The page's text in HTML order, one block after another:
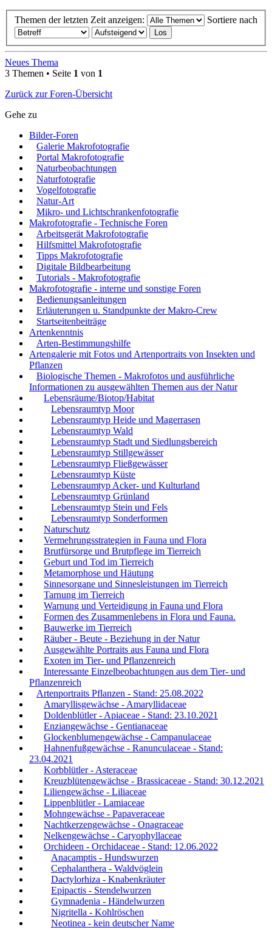
Themen der letzten Zeit anzeigen: Sortiere nach
Neues Thema
3 Themen • Seite 1 von 1
Zurück zur Foren-Übersicht
Gehe zu
Bilder-Foren
Galerie Makrofotografie
Portal Makrofotografie
Naturbeobachtungen
Naturfotografie
Vogelfotografie
Natur-Art
Mikro- und Lichtschrankenfotografie
Makrofotografie - Technische Foren
Arbeitsgerät Makrofotografie
Hilfsmittel Makrofotografie
Tipps Makrofotografie
Digitale Bildbearbeitung
Tutorials - Makrofotografie
Makrofotografie - interne und sonstige Foren
Bedienungsanleitungen
Erläuterungen u. Standpunkte der Makro-Crew
Startseitenbeiträge
Artenkenntnis
Arten-Bestimmungshilfe
Artengalerie mit Fotos und Artenportraits von Insekten und
Pflanzen
Biologische Themen - Makrofotos und ausführliche
Informationen zu ausgewählten Themen aus der Natur
Lebensräume/Biotop/Habitat
Lebensraumtyp Moor
Lebensraumtyp Heide und Magerrasen
Lebensraumtyp Wald
Lebensraumtyp Stadt und Siedlungsbereich
Lebensraumtyp Stillgewässer
Lebensraumtyp Fließgewässer
Lebensraumtyp Küste
Lebensraumtyp Acker- und Kulturland
Lebensraumtyp Grünland
Lebensraumtyp Stein und Fels
Lebensraumtyp Sonderformen
Naturschutz
Vermehrungsstrategien in Fauna und Flora
Brutfürsorge und Brutpflege im Tierreich
Geburt und Tod im Tierreich
Metamorphose und Häutung
Sinnesorgane und Sinnesleistungen im Tierreich
Tarnung im Tierreich
Warnung und Verteidigung in Fauna und Flora
Formen des Zusammenlebens in Flora und Fauna.
Bauwerke im Tierreich
Räuber - Beute - Beziehung in der Natur
Ausgewählte Portraits aus Fauna und Flora
Exoten im Tier- und Pflanzenreich
Interessante Einzelbeobachtungen aus dem Tier- und
Pflanzenreich
Artenportraits Pflanzen - Stand: 25.08.2022
Amaryllisgewächse - Amaryllidaceae
Doldenblütler - Apiaceae - Stand: 23.10.2021
Enziangewächse - Gentianaceae
Glockenblumengewächse - Campanulaceae
Hahnenfußgewächse - Ranunculaceae - Stand:
23.04.2021
Korbblütler - Asteraceae
Kreuzblütengewächse - Brassicaceae - Stand: 30.12.2021
Liliengewächse - Liliaceae
Lippenblütler - Lamiaceae
Mohngewächse - Papaveraceae
Nachtkerzengewächse - Onagraceae
Nelkengewächse - Caryophyllaceae
Orchideen - Orchidaceae - Stand: 12.06.2022
Anacamptis - Hundswurzen
Cephalanthera - Waldvöglein
Dactylorhiza - Knabenkräuter
Epipactis - Stendelwurzen
Gymnadenia - Händelwurzen
Nigritella - Kohlröschen
Neotinea - kein deutscher Name